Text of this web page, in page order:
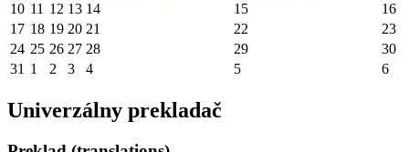
10 11 12 13 14 15
16
17 18 19 20 21 22
23
24 25 26 27 28 29
30
31 1 2 3 4 5 6
Univerzálny prekladač